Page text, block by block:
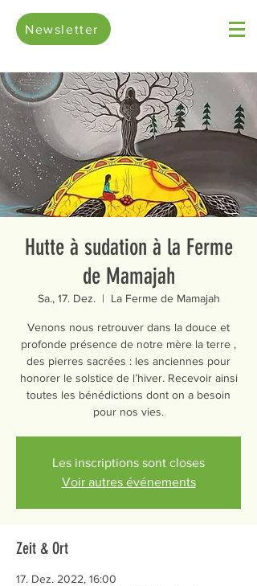
Newsletter
Hutte à sudation à la Ferme
de Mamajah
Sa., 17. Dez.
  |
La Ferme de Mamajah
Venons nous retrouver dans la douce et
profonde présence de notre mère la terre ,
des pierres sacrées : les anciennes pour
honorer le solstice de l’hiver. Recevoir ainsi
toutes les bénédictions dont on a besoin
pour nos vies.
Les inscriptions sont closes
Voir autres événements
Zeit & Ort
17. Dez. 2022, 16:00